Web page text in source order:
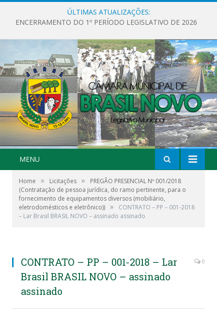
ÚLTIMAS ATUALIZAÇÕES:
ENCERRAMENTO DO 1º PERÍODO LEGISLATIVO DE 2026
MENU
Home » Licitações »
PREGÃO PRESENCIAL Nº 001/2018
(Contratação de pessoa jurídica, do ramo pertinente, para o
fornecimento de equipamentos diversos (mobiliário,
eletrodomésticos e eletrônico)) »
CONTRATO – PP – 001-2018
– Lar Brasil BRASIL NOVO – assinado assinado
CONTRATO – PP – 001-2018 – Lar
Brasil BRASIL NOVO – assinado
assinado
0